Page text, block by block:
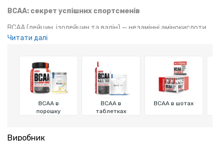
BCAA: секрет успішних спортсменів
BCAA (лейцин, ізолейцин та валін) — незамінні амінокислоти
для відновлення після тренувань. Вони підтримують м'язи,
забезпечуючи енергію та полегшуючи відновлення.
Читати далі
BCAA в
порошку
BCAA в
таблетках
BCAA в шотах
Виробник